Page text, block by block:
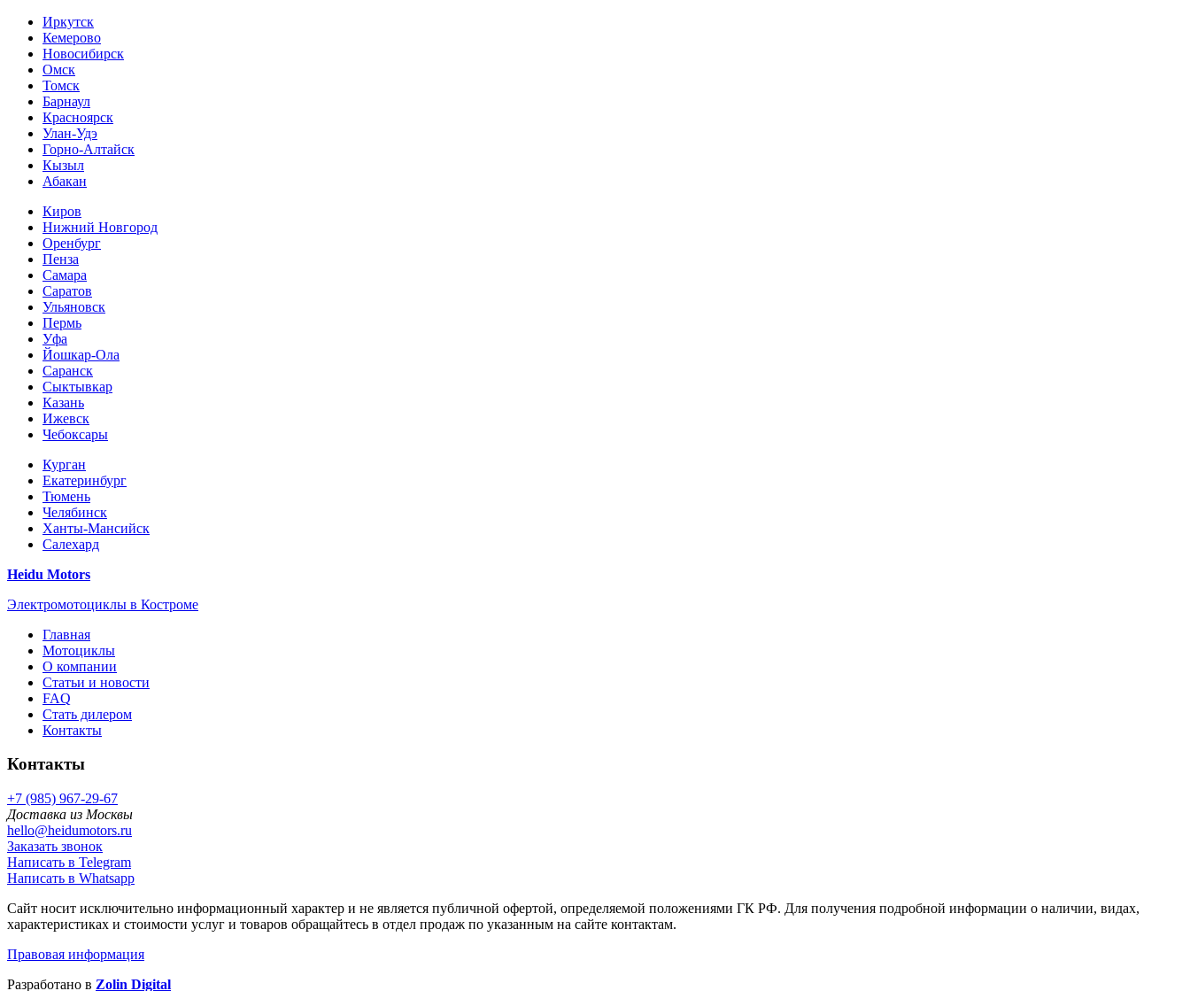
Иркутск
Кемерово
Новосибирск
Омск
Томск
Барнаул
Красноярск
Улан-Удэ
Горно-Алтайск
Кызыл
Абакан
Киров
Нижний Новгород
Оренбург
Пенза
Самара
Саратов
Ульяновск
Пермь
Уфа
Йошкар-Ола
Саранск
Сыктывкар
Казань
Ижевск
Чебоксары
Курган
Екатеринбург
Тюмень
Челябинск
Ханты-Мансийск
Салехард
Heidu Motors
Электромотоциклы в Костроме
Главная
Мотоциклы
О компании
Статьи и новости
FAQ
Стать дилером
Контакты
Контакты
+7 (985) 967-29-67
Доставка из Москвы
hello@heidumotors.ru
Заказать звонок
Написать в Telegram
Написать в Whatsapp
Сайт носит исключительно информационный характер и не является публичной офертой, определяемой положениями ГК РФ. Для получения подробной информации о наличии, видах,
характеристиках и стоимости услуг и товаров обращайтесь в отдел продаж по указанным на сайте контактам.
Правовая информация
Разработано в Zolin Digital